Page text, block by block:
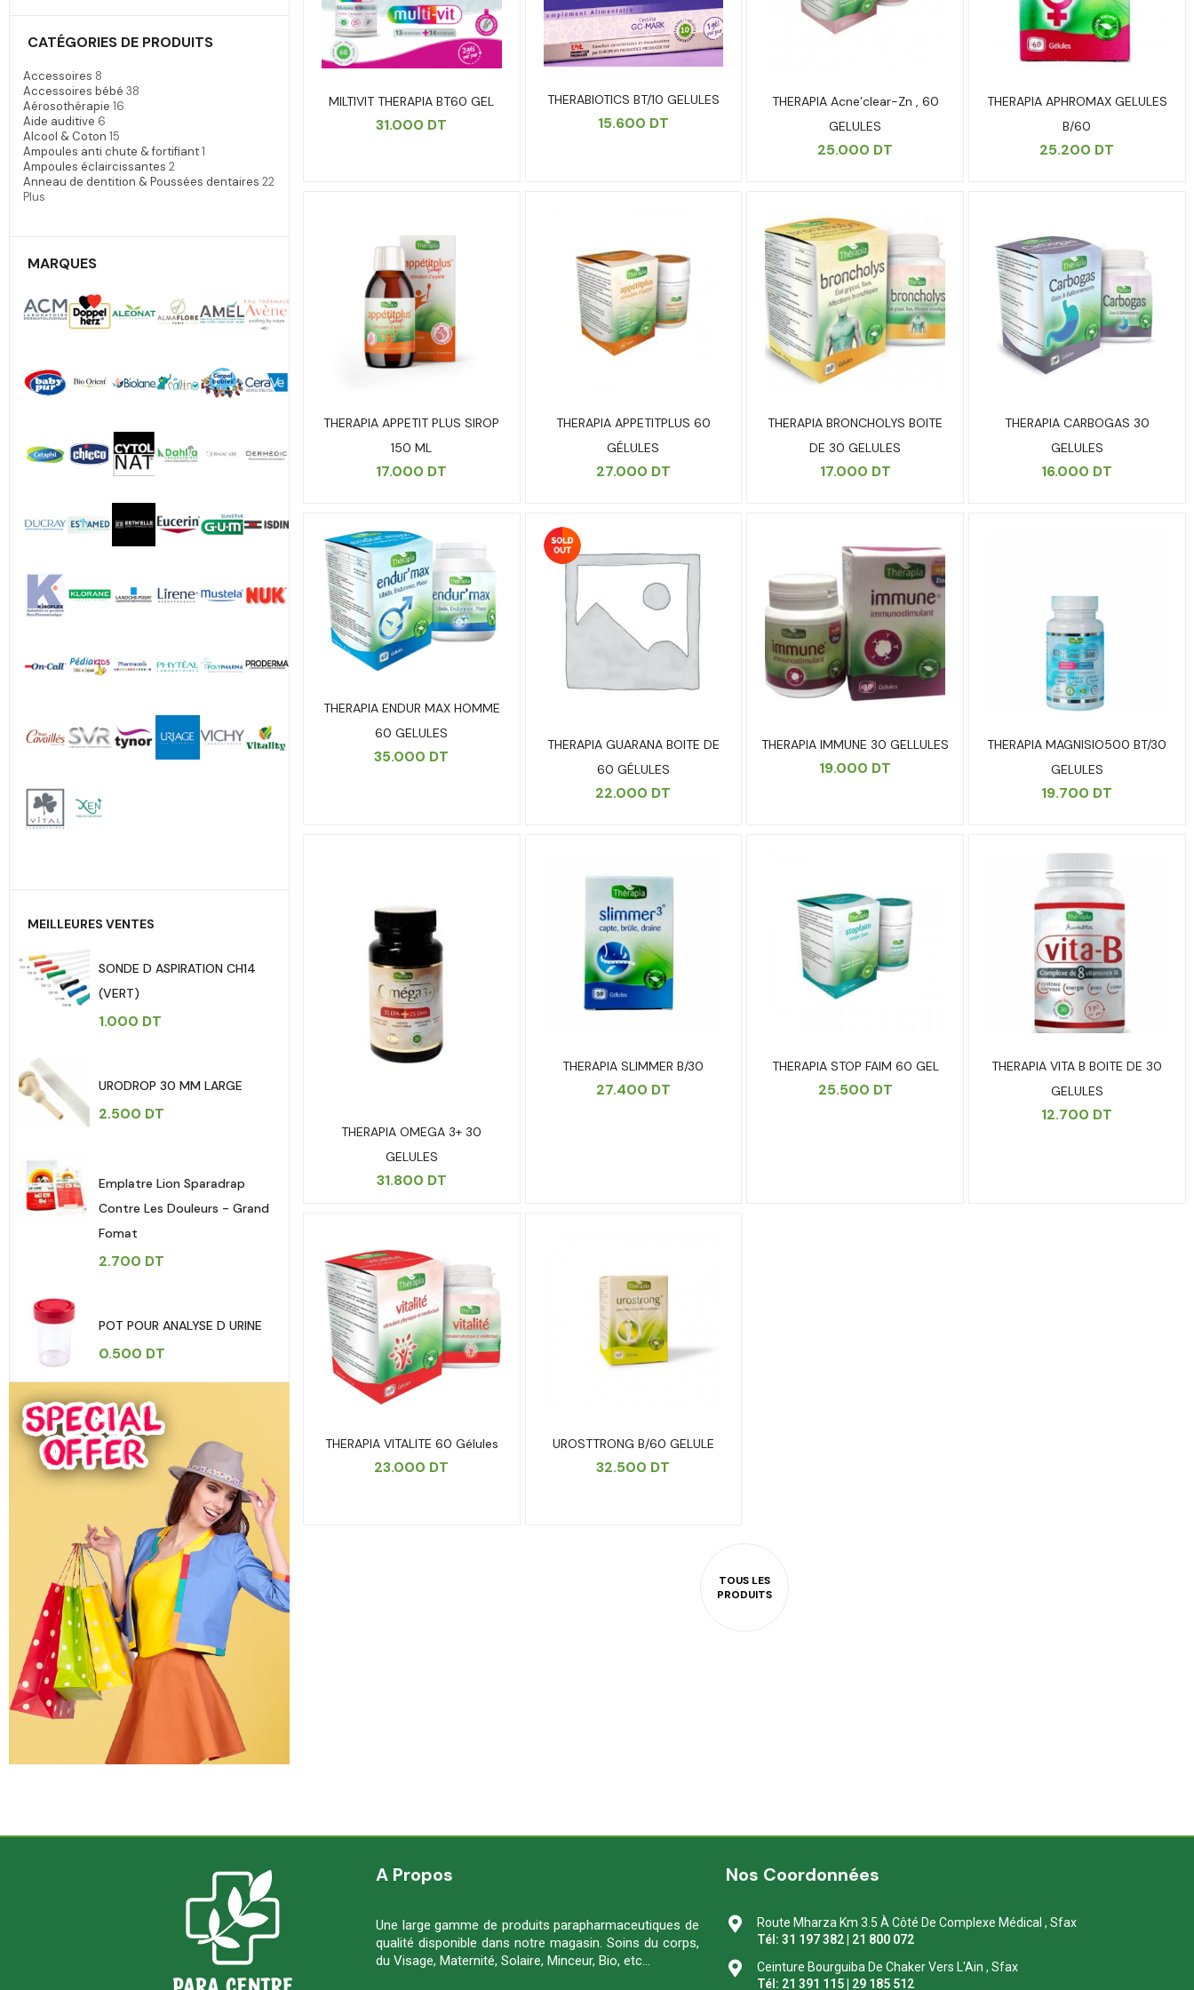
CATÉGORIES DE PRODUITS
Accessoires 8
Accessoires bébé 38
Aérosothérapie 16
Aide auditive 6
Alcool & Coton 15
Ampoules anti chute & fortifiant1
Ampoules éclaircissantes 2
Anneau de dentition & Poussées dentaires 22
Plus
MARQUES
MEILLEURES VENTES
SONDE D ASPIRATION CH14
(VERT)
1.000 DT
URODROP 30 MM LARGE
2.500 DT
Emplatre Lion Sparadrap
Contre Les Douleurs - Grand
Fomat
2.700 DT
POT POUR ANALYSE D URINE
0.500 DT
MILTIVIT THERAPIA BT60 GEL
31.000 DT
THERABIOTICS BT/10 GELULES
15.600 DT
THERAPIA Acne’clear-Zn , 60
GELULES
25.000 DT
THERAPIA APHROMAX GELULES
B/60
25.200 DT
THERAPIA APPETIT PLUS SIROP
150 ML
17.000 DT
THERAPIA APPETITPLUS 60
GÉLULES
27.000 DT
THERAPIA BRONCHOLYS BOITE
DE 30 GELULES
17.000 DT
THERAPIA CARBOGAS 30
GELULES
16.000 DT
THERAPIA ENDUR MAX HOMME
60 GELULES
35.000 DT
THERAPIA GUARANA BOITE DE
60 GÉLULES
22.000 DT
THERAPIA IMMUNE 30 GELLULES
19.000 DT
THERAPIA MAGNISIO500 BT/30
GELULES
19.700 DT
THERAPIA OMEGA 3+ 30
GELULES
31.800 DT
THERAPIA SLIMMER B/30
27.400 DT
THERAPIA STOP FAIM 60 GEL
25.500 DT
THERAPIA VITA B BOITE DE 30
GELULES
12.700 DT
THERAPIA VITALITE 60 Gélules
23.000 DT
UROSTTRONG B/60 GELULE
32.500 DT
A Propos
Une large gamme de produits parapharmaceutiques de
qualité disponible dans notre magasin. Soins du corps,
du Visage, Maternité, Solaire, Minceur, Bio, etc…
Nos Coordonnées
Route Mharza Km 3.5 À Côté De Complexe Médical , Sfax
Tél: 31 197 382 | 21 800 072
Ceinture Bourguiba De Chaker Vers L'Ain , Sfax
Tél: 21 391 115 | 29 185 512